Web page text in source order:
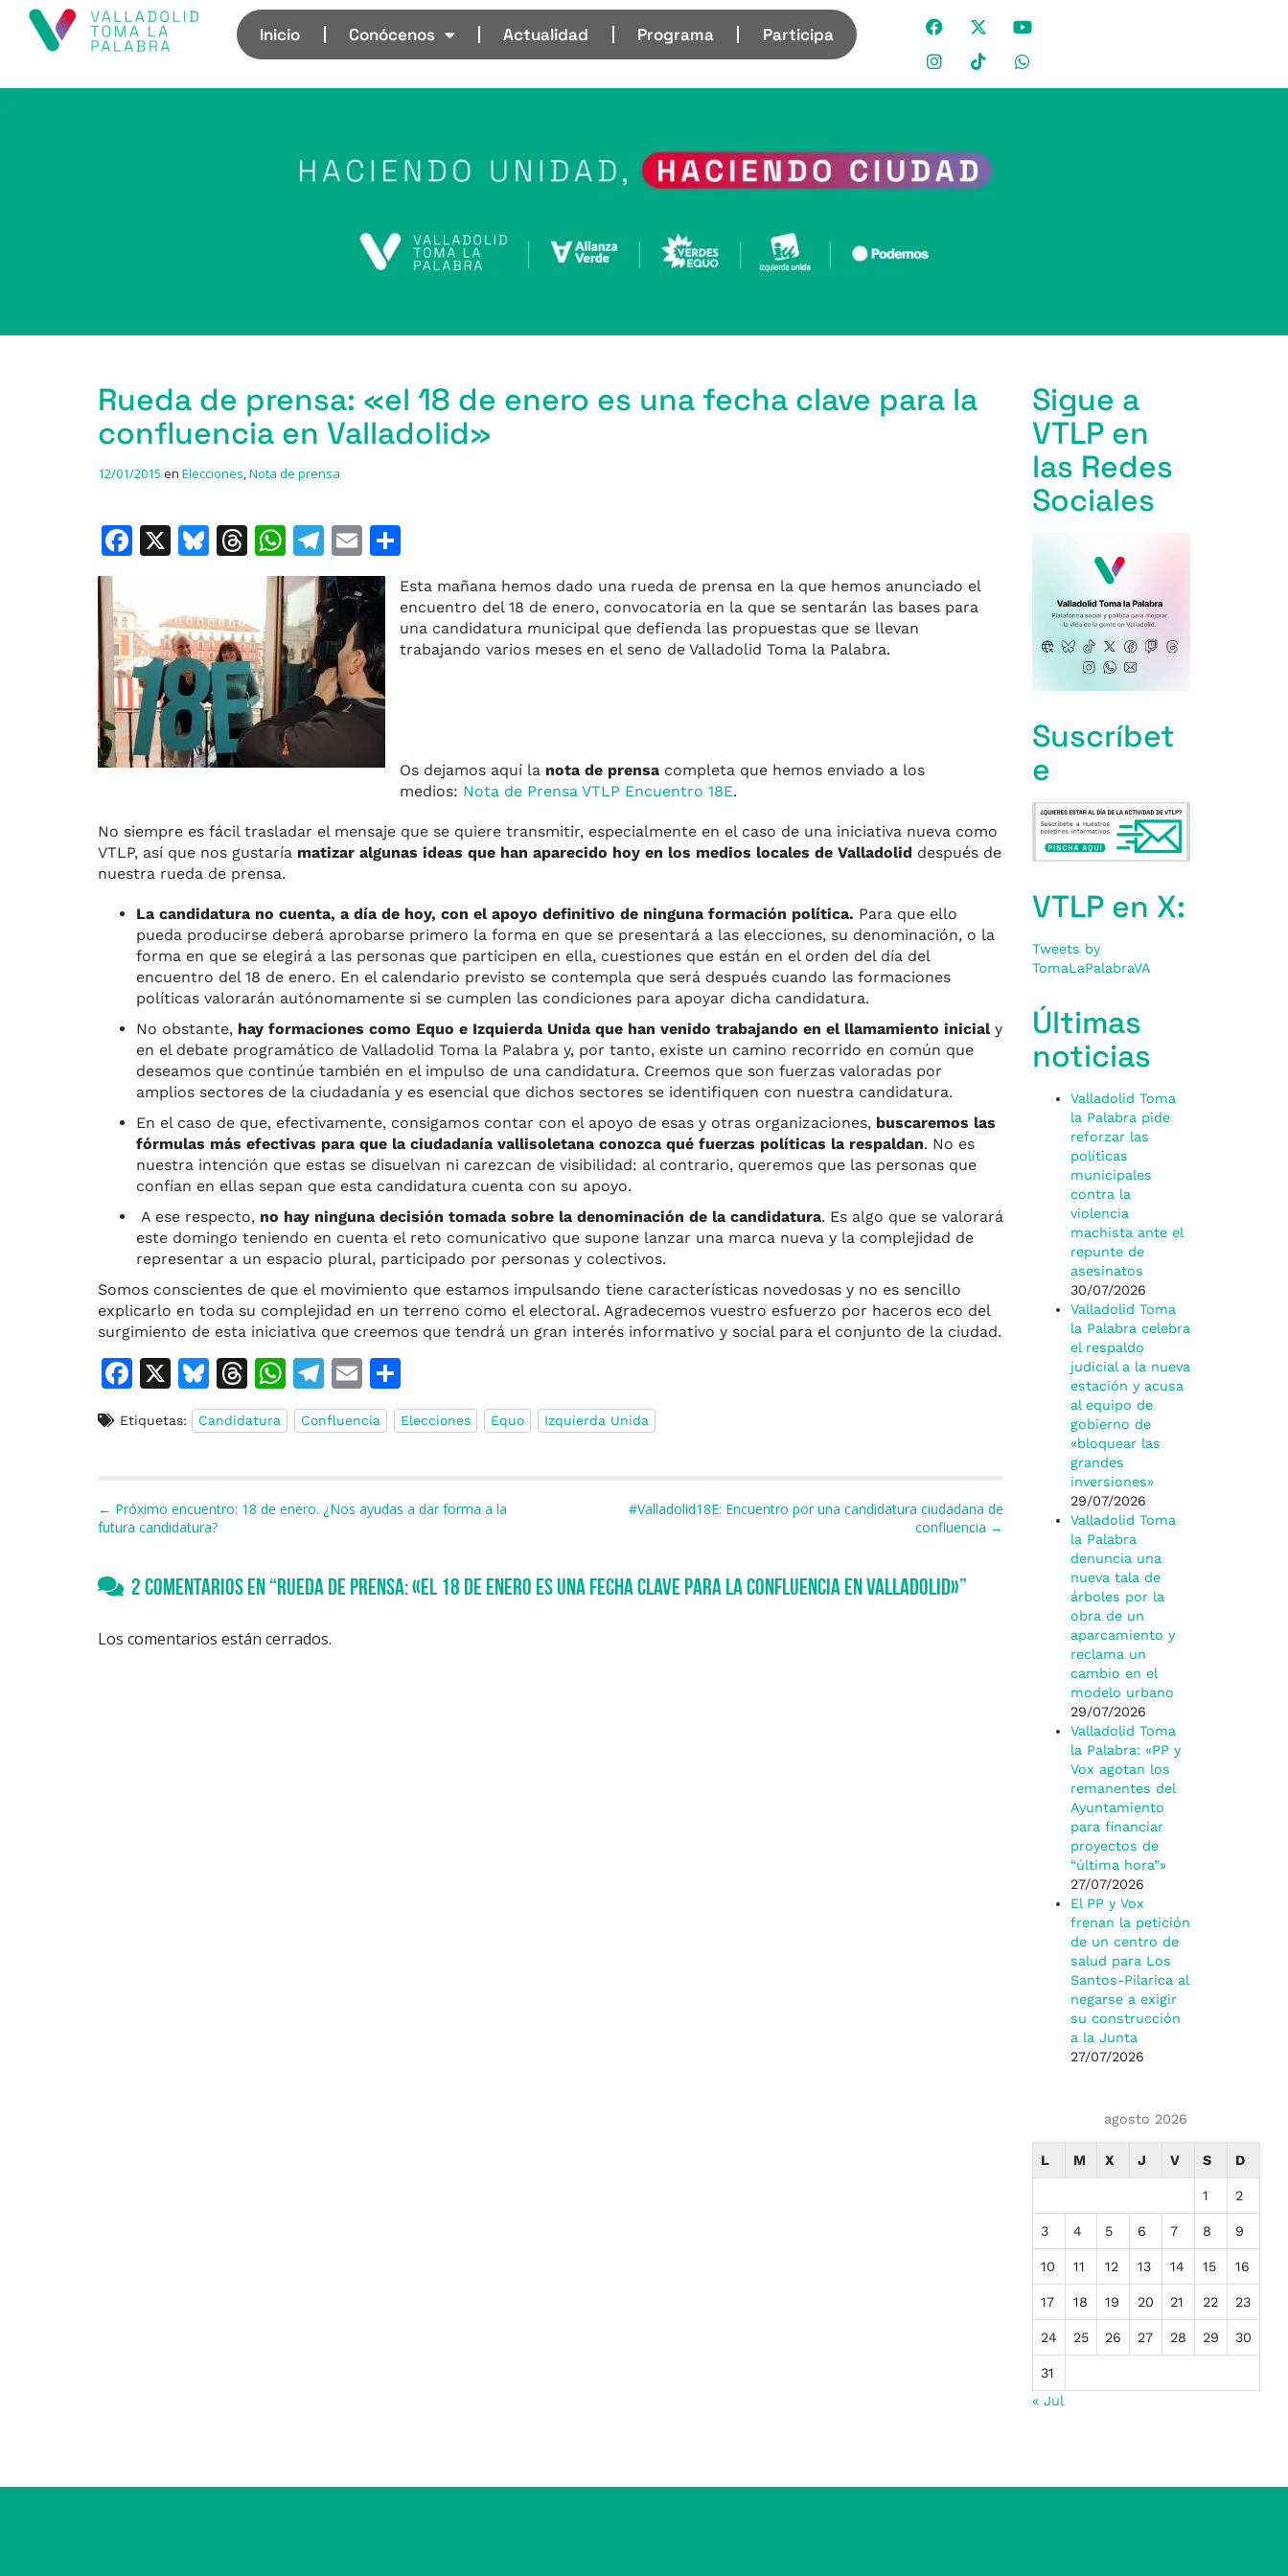
Inicio Conócenos Actualidad Programa Participa
Rueda de prensa: «el 18 de enero es una fecha clave para la
confluencia en Valladolid»
12/01/2015 en Elecciones,Nota de prensa
F
c
e
b
o
o
k
X
Bl
s
k
y
T
re
a
d
s
W
h
at
s
A
p
p
T
el
e
gr
a
m
E
m
ai
o
m
p
ar
Esta mañana hemos dado una rueda de prensa en la que hemos anunciado el
encuentro del 18 de enero, convocatoria en la que se sentarán las bases para
una candidatura municipal que defienda las propuestas que se llevan
trabajando varios meses en el seno de Valladolid Toma la Palabra.
Os dejamos aquí la nota de prensa completa que hemos enviado a los
medios: Nota de Prensa VTLP Encuentro 18E.
No siempre es fácil trasladar el mensaje que se quiere transmitir, especialmente en el caso de una iniciativa nueva como
VTLP, así que nos gustaría matizar algunas ideas que han aparecido hoy en los medios locales de Valladolid después de
nuestra rueda de prensa.
La candidatura no cuenta, a día de hoy, con el apoyo definitivo de ninguna formación política. Para que ello
pueda producirse deberá aprobarse primero la forma en que se presentará a las elecciones, su denominación, o la
forma en que se elegirá a las personas que participen en ella, cuestiones que están en el orden del día del
encuentro del 18 de enero. En el calendario previsto se contempla que será después cuando las formaciones
políticas valorarán autónomamente si se cumplen las condiciones para apoyar dicha candidatura.
No obstante, hay formaciones como Equo e Izquierda Unida que han venido trabajando en el llamamiento inicialy
en el debate programático de Valladolid Toma la Palabra y, por tanto, existe un camino recorrido en común que
deseamos que continúe también en el impulso de una candidatura. Creemos que son fuerzas valoradas por
amplios sectores de la ciudadanía y es esencial que dichos sectores se identifiquen con nuestra candidatura.
En el caso de que, efectivamente, consigamos contar con el apoyo de esas y otras organizaciones, buscaremos las
fórmulas más efectivas para que la ciudadanía vallisoletana conozca qué fuerzas políticas la respaldan. No es
nuestra intención que estas se disuelvan ni carezcan de visibilidad: al contrario, queremos que las personas que
confían en ellas sepan que esta candidatura cuenta con su apoyo.
A ese respecto, no hay ninguna decisión tomada sobre la denominación de la candidatura. Es algo que se valorará
este domingo teniendo en cuenta el reto comunicativo que supone lanzar una marca nueva y la complejidad de
representar a un espacio plural, participado por personas y colectivos.
Somos conscientes de que el movimiento que estamos impulsando tiene características novedosas y no es sencillo
explicarlo en toda su complejidad en un terreno como el electoral. Agradecemos vuestro esfuerzo por haceros eco del
surgimiento de esta iniciativa que creemos que tendrá un gran interés informativo y social para el conjunto de la ciudad.
F
c
b
o
k
X
Bl
u
e
k
y
T
h
re
d
s
W
h
at
p
T
el
e
a
m
E
m
ai
o
m
ar
ti
Etiquetas: Candidatura Confluencia Elecciones Equo Izquierda Unida
Navegación de entradas
← Próximo encuentro: 18 de enero. ¿Nos ayudas a dar forma a la
futura candidatura?
#Valladolid18E: Encuentro por una candidatura ciudadana de
confluencia →
2 comentarios en “Rueda de prensa: «el 18 de enero es una fecha clave para la confluencia en Valladolid»”
Los comentarios están cerrados.
Sigue a
VTLP en
las Redes
Sociales
Suscríbet
e
VTLP en X:
Tweets by
TomaLaPalabraVA
Últimas
noticias
Valladolid Toma
la Palabra pide
reforzar las
políticas
municipales
contra la
violencia
machista ante el
repunte de
asesinatos
30/07/2026
Valladolid Toma
la Palabra celebra
el respaldo
judicial a la nueva
estación y acusa
al equipo de
gobierno de
«bloquear las
grandes
inversiones»
29/07/2026
Valladolid Toma
la Palabra
denuncia una
nueva tala de
árboles por la
obra de un
aparcamiento y
reclama un
cambio en el
modelo urbano
29/07/2026
Valladolid Toma
la Palabra: «PP y
Vox agotan los
remanentes del
Ayuntamiento
para financiar
proyectos de
“última hora”»
27/07/2026
El PP y Vox
frenan la petición
de un centro de
salud para Los
Santos-Pilarica al
negarse a exigir
su construcción
a la Junta
27/07/2026
agosto 2026
L M X J V S D
1 2
3 4 5 6 7 8 9
10 11 12 13 14 15 16
17 18 19 20 21 22 23
24 25 26 27 28 29 30
31
« Jul